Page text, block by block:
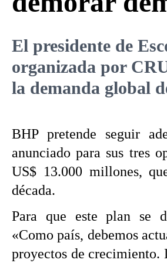
El presidente de
organizada por
la demanda global
BHP pretende seguir
anunciado para sus tres
US$ 13.000 millones,
década.
Para que este plan se
«Como país, debemos
proyectos de crecimiento.